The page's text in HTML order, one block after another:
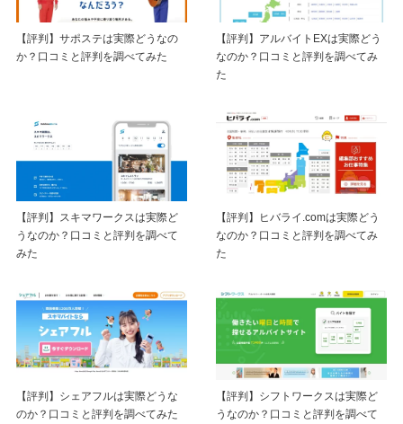
【評判】サポステは実際どうなの
か？口コミと評判を調べてみた
【評判】アルバイトEXは実際どう
なのか？口コミと評判を調べてみ
た
【評判】スキマワークスは実際ど
うなのか？口コミと評判を調べて
みた
【評判】ヒバライ.comは実際どう
なのか？口コミと評判を調べてみ
た
【評判】シェアフルは実際どうな
のか？口コミと評判を調べてみた
【評判】シフトワークスは実際ど
うなのか？口コミと評判を調べて